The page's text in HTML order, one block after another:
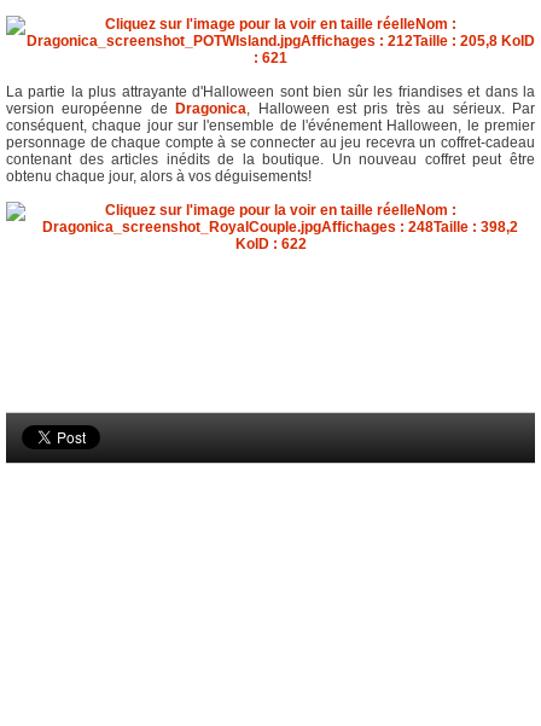
La partie la plus attrayante d'Halloween sont bien sûr les friandises et dans la
version européenne de
Dragonica, Halloween est pris très au sérieux. Par
conséquent, chaque jour sur l'ensemble de l'événement Halloween, le premier
personnage de chaque compte à se connecter au jeu recevra un coffret-cadeau
contenant des articles inédits de la boutique. Un nouveau coffret peut être
obtenu chaque jour, alors à vos déguisements!